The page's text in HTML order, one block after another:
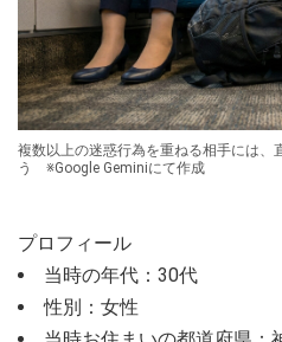
複数以上の迷惑行為を重ねる相手には、
う ※Google Geminiにて作成
プロフィール
当時の年代：30代
性別：女性